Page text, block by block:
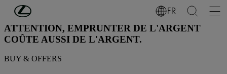
Passer au contenu principal (Appuyez sur Enter) FR
ATTENTION, EMPRUNTER DE L'ARGENT
COÛTE AUSSI DE L'ARGENT.
BUY & OFFERS